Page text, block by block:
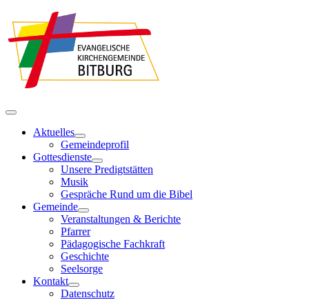
Aktuelles
Gemeindeprofil
Gottesdienste
Unsere Predigtstätten
Musik
Gespräche Rund um die Bibel
Gemeinde
Veranstaltungen & Berichte
Pfarrer
Pädagogische Fachkraft
Geschichte
Seelsorge
Kontakt
Datenschutz